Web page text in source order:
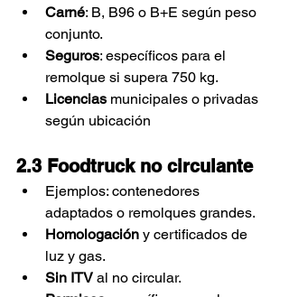
Carné: B, B96 o B+E según peso
conjunto.
Seguros: específicos para el
remolque si supera 750 kg.
Licencias municipales o privadas
según ubicación
2.3 Foodtruck no circulante
Ejemplos: contenedores
adaptados o remolques grandes.
Homologación y certificados de
luz y gas.
Sin ITV al no circular.